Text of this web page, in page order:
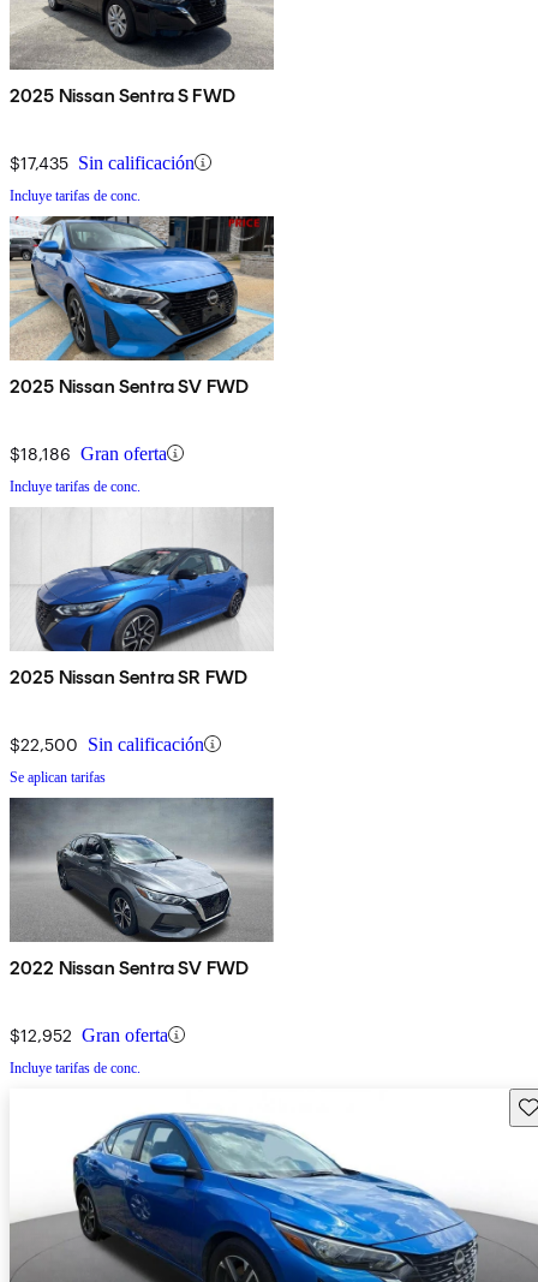
2025 Nissan Sentra S FWD
$17,435 Sin calificación
Incluye tarifas de conc.
2025 Nissan Sentra SV FWD
$18,186 Gran oferta
Incluye tarifas de conc.
2025 Nissan Sentra SR FWD
$22,500 Sin calificación
Se aplican tarifas
2022 Nissan Sentra SV FWD
$12,952 Gran oferta
Incluye tarifas de conc.